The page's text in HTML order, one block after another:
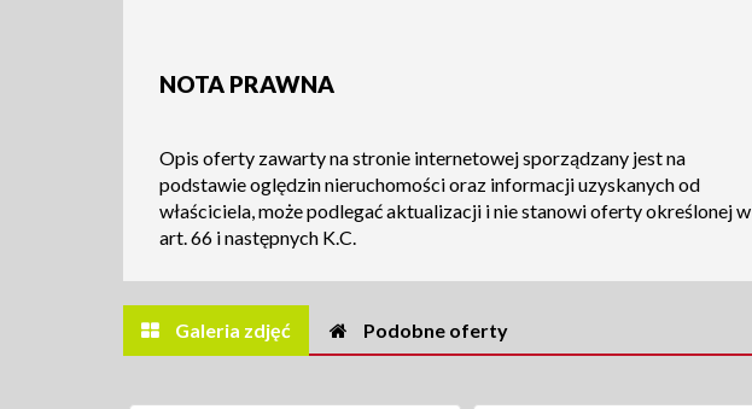
NOTA PRAWNA
Opis oferty zawarty na stronie internetowej sporządzany jest na
podstawie oględzin nieruchomości oraz informacji uzyskanych od
właściciela, może podlegać aktualizacji i nie stanowi oferty określonej w
art. 66 i następnych K.C.
Galeria zdjęć Podobne oferty